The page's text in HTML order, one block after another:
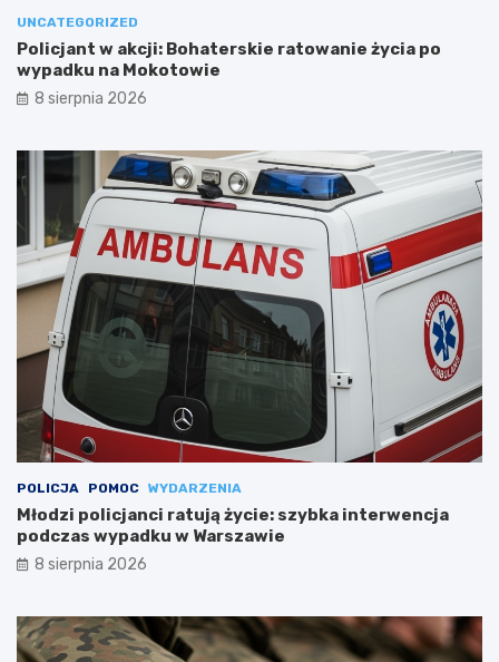
UNCATEGORIZED
Policjant w akcji: Bohaterskie ratowanie życia po
wypadku na Mokotowie
8 sierpnia 2026
POLICJA POMOC WYDARZENIA
Młodzi policjanci ratują życie: szybka interwencja
podczas wypadku w Warszawie
8 sierpnia 2026